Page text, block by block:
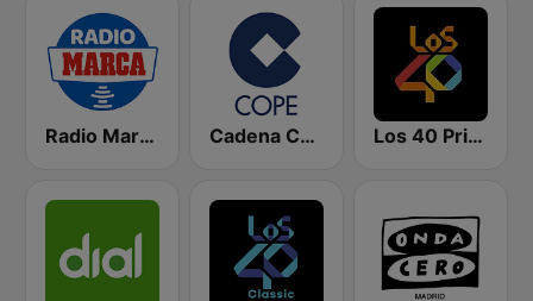
Radio Marca Nacional Cadena COPE Los 40 Principales